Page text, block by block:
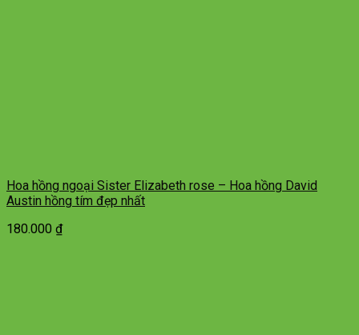
Hoa hồng ngoại Sister Elizabeth rose – Hoa hồng David
Austin hồng tím đẹp nhất
180.000 ₫